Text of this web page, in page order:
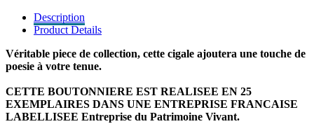
Description
Product Details
Véritable piece de collection, cette cigale ajoutera une touche de
poesie à votre tenue.
CETTE BOUTONNIERE EST REALISEE EN 25
EXEMPLAIRES DANS UNE ENTREPRISE FRANCAISE
LABELLISEE Entreprise du Patrimoine Vivant.